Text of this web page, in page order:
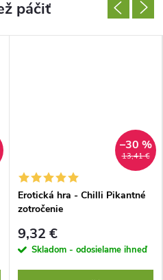
13,41 €
–30 %
Erotická hra - Chilli Pikantné
zotročenie
9,32 €
Skladom - odosielame ihneď